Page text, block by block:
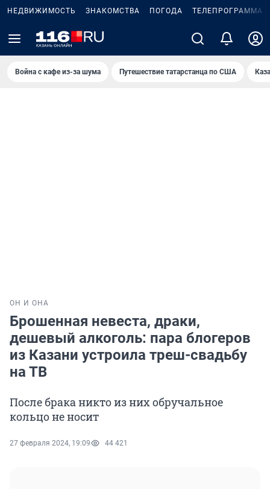
НЕДВИЖИМОСТЬ ЗНАКОМСТВА ПОГОДА ТЕЛЕПРОГРАММА
Война с кафе из-за шума Путешествие татарстанца по США
ОН И ОНА
Брошенная невеста, драки,
дешевый алкоголь: пара блогеров
из Казани устроила треш-свадьбу
на ТВ
После брака никто из них обручальное
кольцо не носит
27 февраля 2024, 19:09 44 421